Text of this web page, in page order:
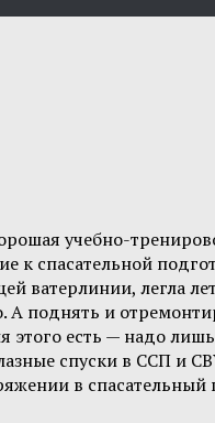
учебно-
к спасательной
ватерлинии, легла
поднять и
есть — надо
спуски в ССП и
в